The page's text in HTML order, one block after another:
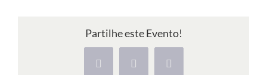
Partilhe este Evento!
Facebook
X Pinterest